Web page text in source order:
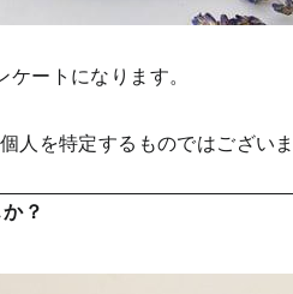
ートになります。
を特定するものではござい
？